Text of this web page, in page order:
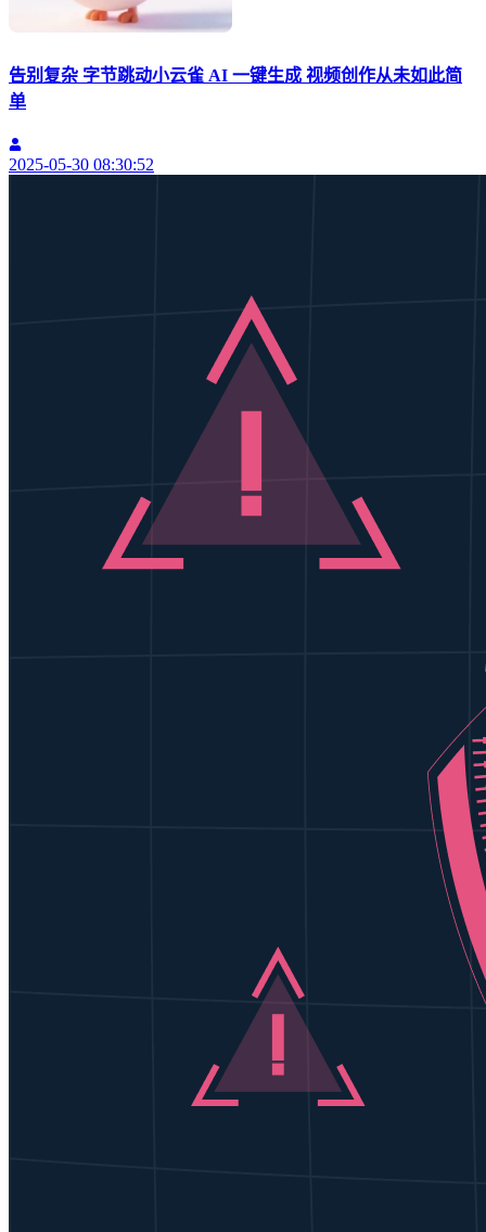
告别复杂 字节跳动小云雀 AI 一键生成 视频创作从未如此简
单
2025-05-30 08:30:52